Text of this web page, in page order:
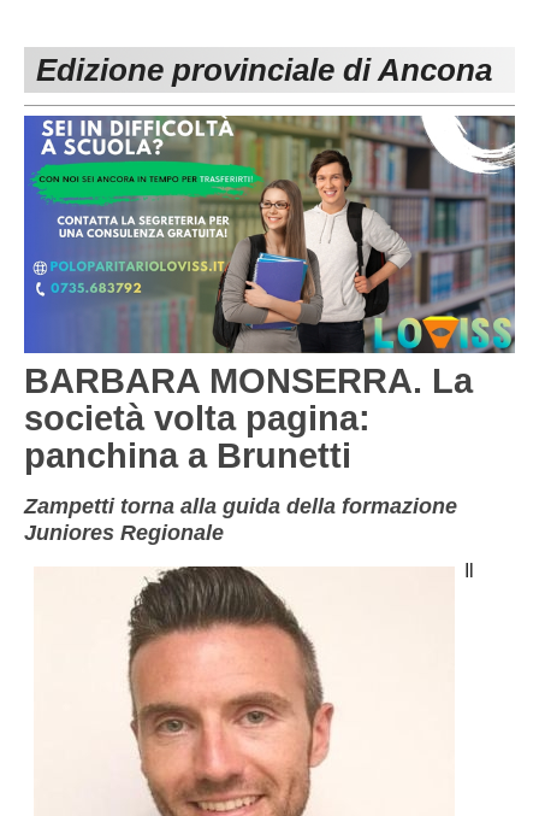
Carica la tua Rosa
1^ CATEGORIA
2^ CATEGORIA
3^ CATEGORIA
GIOVANILI
Edizione provinciale di Ancona
BARBARA MONSERRA. La
società volta pagina:
panchina a Brunetti
Zampetti torna alla guida della formazione
Juniores Regionale